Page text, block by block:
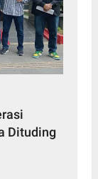
Dituding